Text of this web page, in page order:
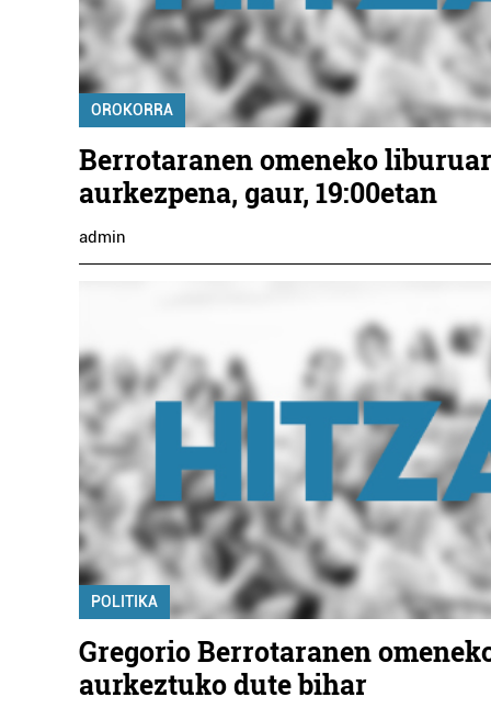
OROKORRA
Berrotaranen omeneko
aurkezpena, gaur, 19:00etan
admin
POLITIKA
Gregorio Berrotaranen
aurkeztuko dute bihar